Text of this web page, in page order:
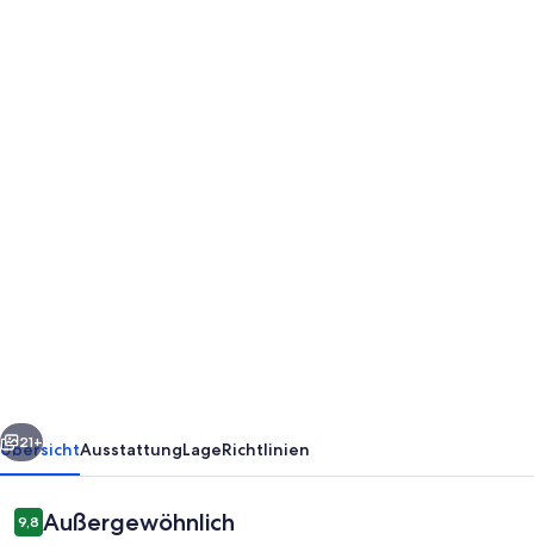
Hale
Ocean
View
Weiter
21+
ÜbersichtAusstattungLageRichtlinien
Bewertungen
9,89,8 von 10.
Außergewöhnlich